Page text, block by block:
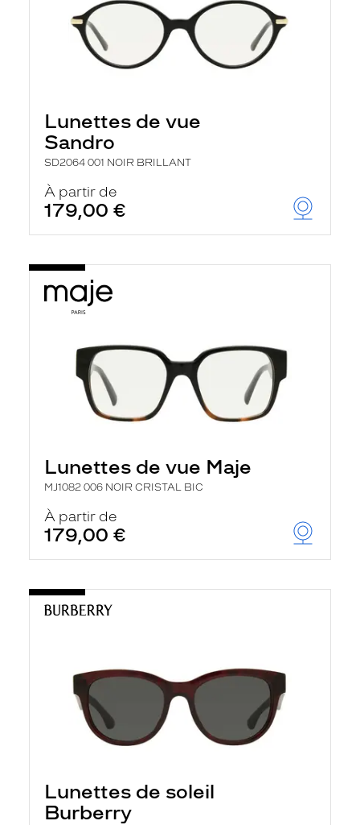
Lunettes de vue
Sandro
SD2064 001 NOIR BRILLANT
À partir de
179,00 €
Lunettes de vue Maje
MJ1082 006 NOIR CRISTAL BIC
À partir de
179,00 €
Lunettes de soleil
Burberry